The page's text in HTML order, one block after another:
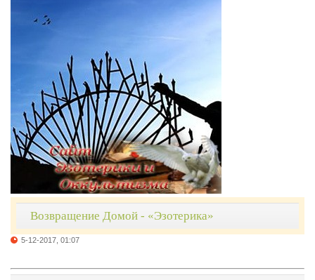
Возвращение Домой - «Эзотерика»
5-12-2017, 01:07